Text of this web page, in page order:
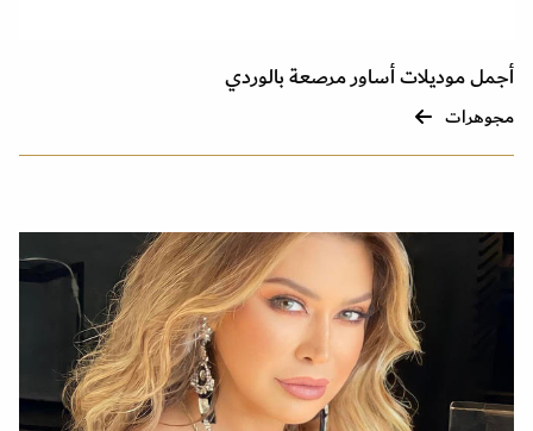
أجمل موديلات أساور مرصعة بالوردي
مجوهرات